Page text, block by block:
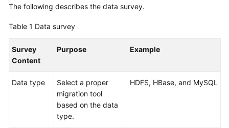
Practices
Reference
Responsibilities
The following describes the data survey.
Table 1 Data survey
Survey
Content
Purpose Example
Data type
Select a proper
migration tool
based on the data
type.
HDFS, HBase, and MySQL